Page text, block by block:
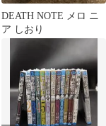
DEATH NOTE メロ ニ
ア しおり